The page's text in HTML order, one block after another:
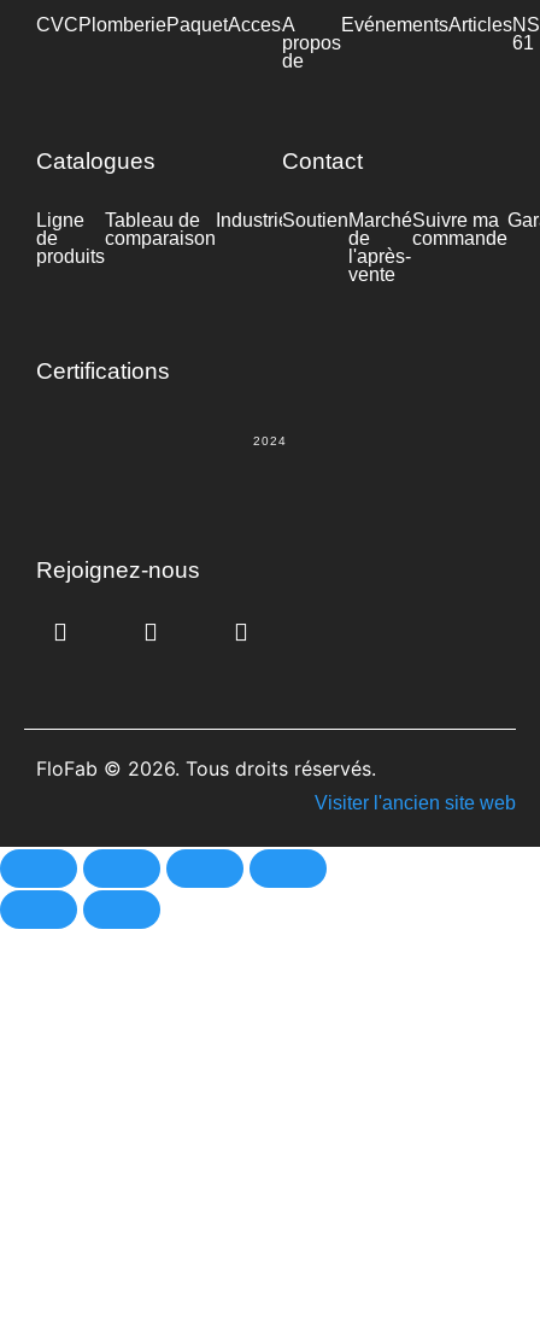
CVCPlomberiePaquetAccessoires Industrie
A
propos
de
EvénementsArticles
61
Catalogues
Ligne
de
produits
Tableau de
comparaison
IndustrieFiche
technique
Contact
SoutienMarché
de
l'après-
vente
Suivre ma
commande
Certifications
2024
Rejoignez-nous
FloFab © 2026. Tous droits réservés.
Visiter l'ancien site web